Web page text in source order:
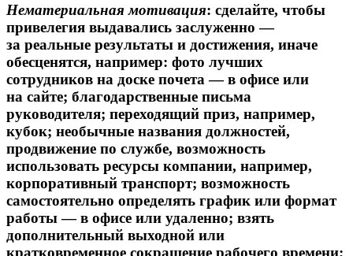
Нематериальная мотивация: сделайте, чтобы
привелегия выдавались заслуженно —
за реальные результаты и достижения, иначе
обесценятся, например: фото лучших
сотрудников на доске почета — в офисе или
на сайте; благодарственные письма
руководителя; переходящий приз, например,
кубок; необычные названия должностей,
продвижение по службе, возможность
использовать ресурсы компании, например,
корпоративный транспорт; возможность
самостоятельно определять график или формат
работы — в офисе или удаленно; взять
дополнительный выходной или
кратковременное сокращение рабочего времени;